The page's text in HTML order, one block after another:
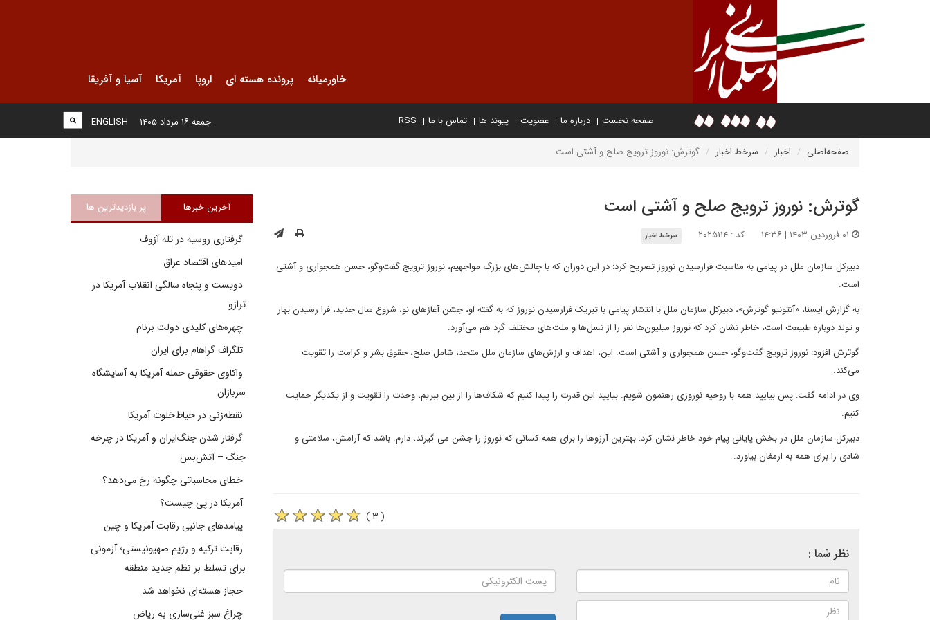
خاورمیانه پرونده هسته ای اروپا آمریکا آسیا و آفریقا
صفحه نخست درباره ما عضویت پیوند ها تماس با ما RSS
ENGLISH جمعه ۱۶ مرداد ۱۴۰۵
صفحه‌اصلی اخبار سرخط اخبار گوترش: نوروز ترویج صلح و آشتی است
گوترش: نوروز ترویج صلح و آشتی است
کد : ۲۰۲۵۱۱۴ سرخط اخبار
دبیرکل سازمان ملل در پیامی به مناسبت فرارسیدن نوروز تصریح کرد: در این دوران که با چالش‌های بزرگ مواجهیم، نوروز ترویج گفت‌وگو، حسن همجواری و آشتی
است.
به گزارش ایسنا، «آنتونیو گوترش»، دبیرکل سازمان ملل با انتشار پیامی با تبریک فرارسیدن نوروز که به گفته او، جشن آغازهای نو، شروع سال جدید، فرا رسیدن بهار
و تولد دوباره طبیعت است، خاطر نشان کرد که نوروز میلیون‌ها نفر را از نسل‌ها و ملت‌های مختلف گرد هم می‌آورد.
گوترش افزود: نوروز ترویج گفت‌وگو، حسن همجواری و آشتی است. این، اهداف و ارزش‌های سازمان ملل متحد، شامل صلح، حقوق بشر و کرامت را تقویت
می‌کند.
وی در ادامه گفت: پس بیایید همه با روحیه نوروزی رهنمون شویم. بیایید این قدرت را پیدا کنیم که شکاف‌ها را از بین ببریم، وحدت را تقویت و از یکدیگر حمایت
کنیم.
دبیرکل سازمان ملل در بخش پایانی پیام خود خاطر نشان کرد: بهترین آرزوها را برای همه کسانی که نوروز را جشن می گیرند، دارم. باشد که آرامش، سلامتی و
شادی را برای همه به ارمغان بیاورد.
( ۳ )
نظر شما :
آخرین خبرها پر بازدیدترین ها
گرفتاری روسیه در تله آزوف
امیدهای اقتصاد عراق
دویست و پنجاه سالگی انقلاب آمریکا در
ترازو
چهره‌های کلیدی دولت برنام
تلگراف گراهام برای ایران
واکاوی حقوقی حمله آمریکا به آسایشگاه
سربازان
نقطه‌زنی در حیاط‌خلوت آمریکا
گرفتار شدن جنگ‌ایران و آمریکا در چرخه
جنگ – آتش‌بس
خطای محاسباتی چگونه رخ می‌دهد؟
آمریکا در پی چیست؟
پیامدهای جانبی رقابت آمریکا و چین
رقابت ترکیه و رژیم صهیونیستی؛ آزمونی
برای تسلط بر نظم جدید منطقه
حجاز هسته‌ای نخواهد شد
چراغ سبز غنی‌سازی به ریاض